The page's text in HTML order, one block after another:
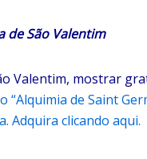
São Valentim
Valentim, mostrar
“Alquimia de Saint
Adquira clicando aqui.